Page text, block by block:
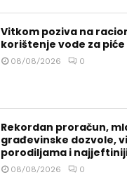
Vitkom poziva na
korištenje vode za piće
08/08/2026 0
Rekordan proračun,
građevinske dozvole,
porodiljama i
08/08/2026 0